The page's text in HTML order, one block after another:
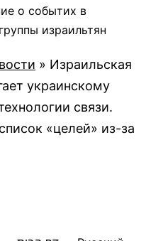
о событих в
израильтян
» Израильская
украинскому
связи.
«целей» из-за